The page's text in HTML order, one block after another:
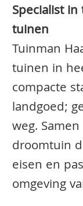
Specialist
tuinen
Tuinman
tuinen in
compacte
landgoed;
weg.
droomtuin
eisen en
omgeving